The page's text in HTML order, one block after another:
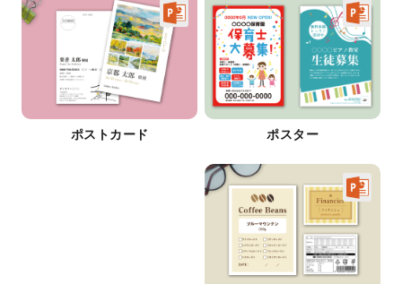
ポストカード ポスター